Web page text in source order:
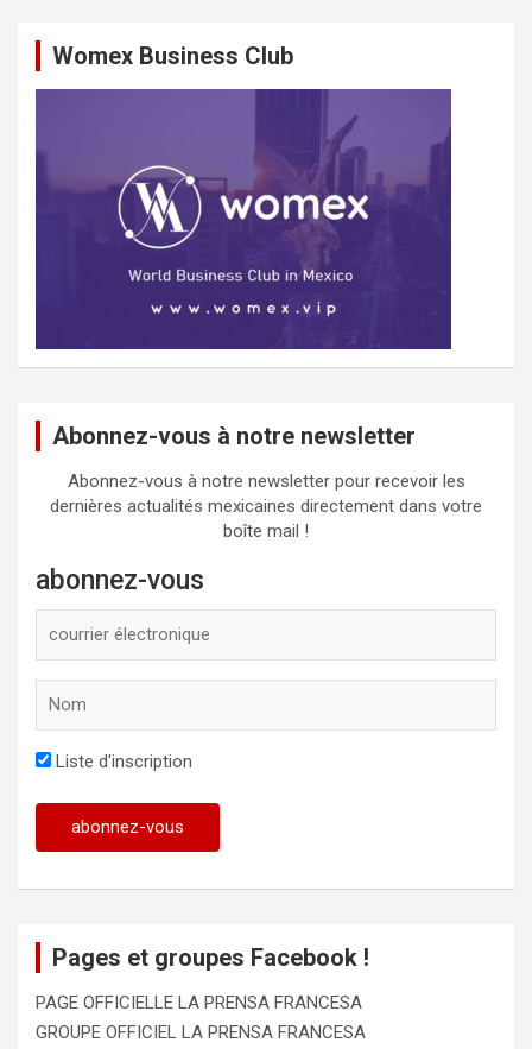
Womex Business Club
Abonnez-vous à notre newsletter
Abonnez-vous à notre newsletter pour recevoir les
dernières actualités mexicaines directement dans votre
boîte mail !
abonnez-vous
Liste d'inscription
Pages et groupes Facebook !
PAGE OFFICIELLE LA PRENSA FRANCESA
GROUPE OFFICIEL LA PRENSA FRANCESA